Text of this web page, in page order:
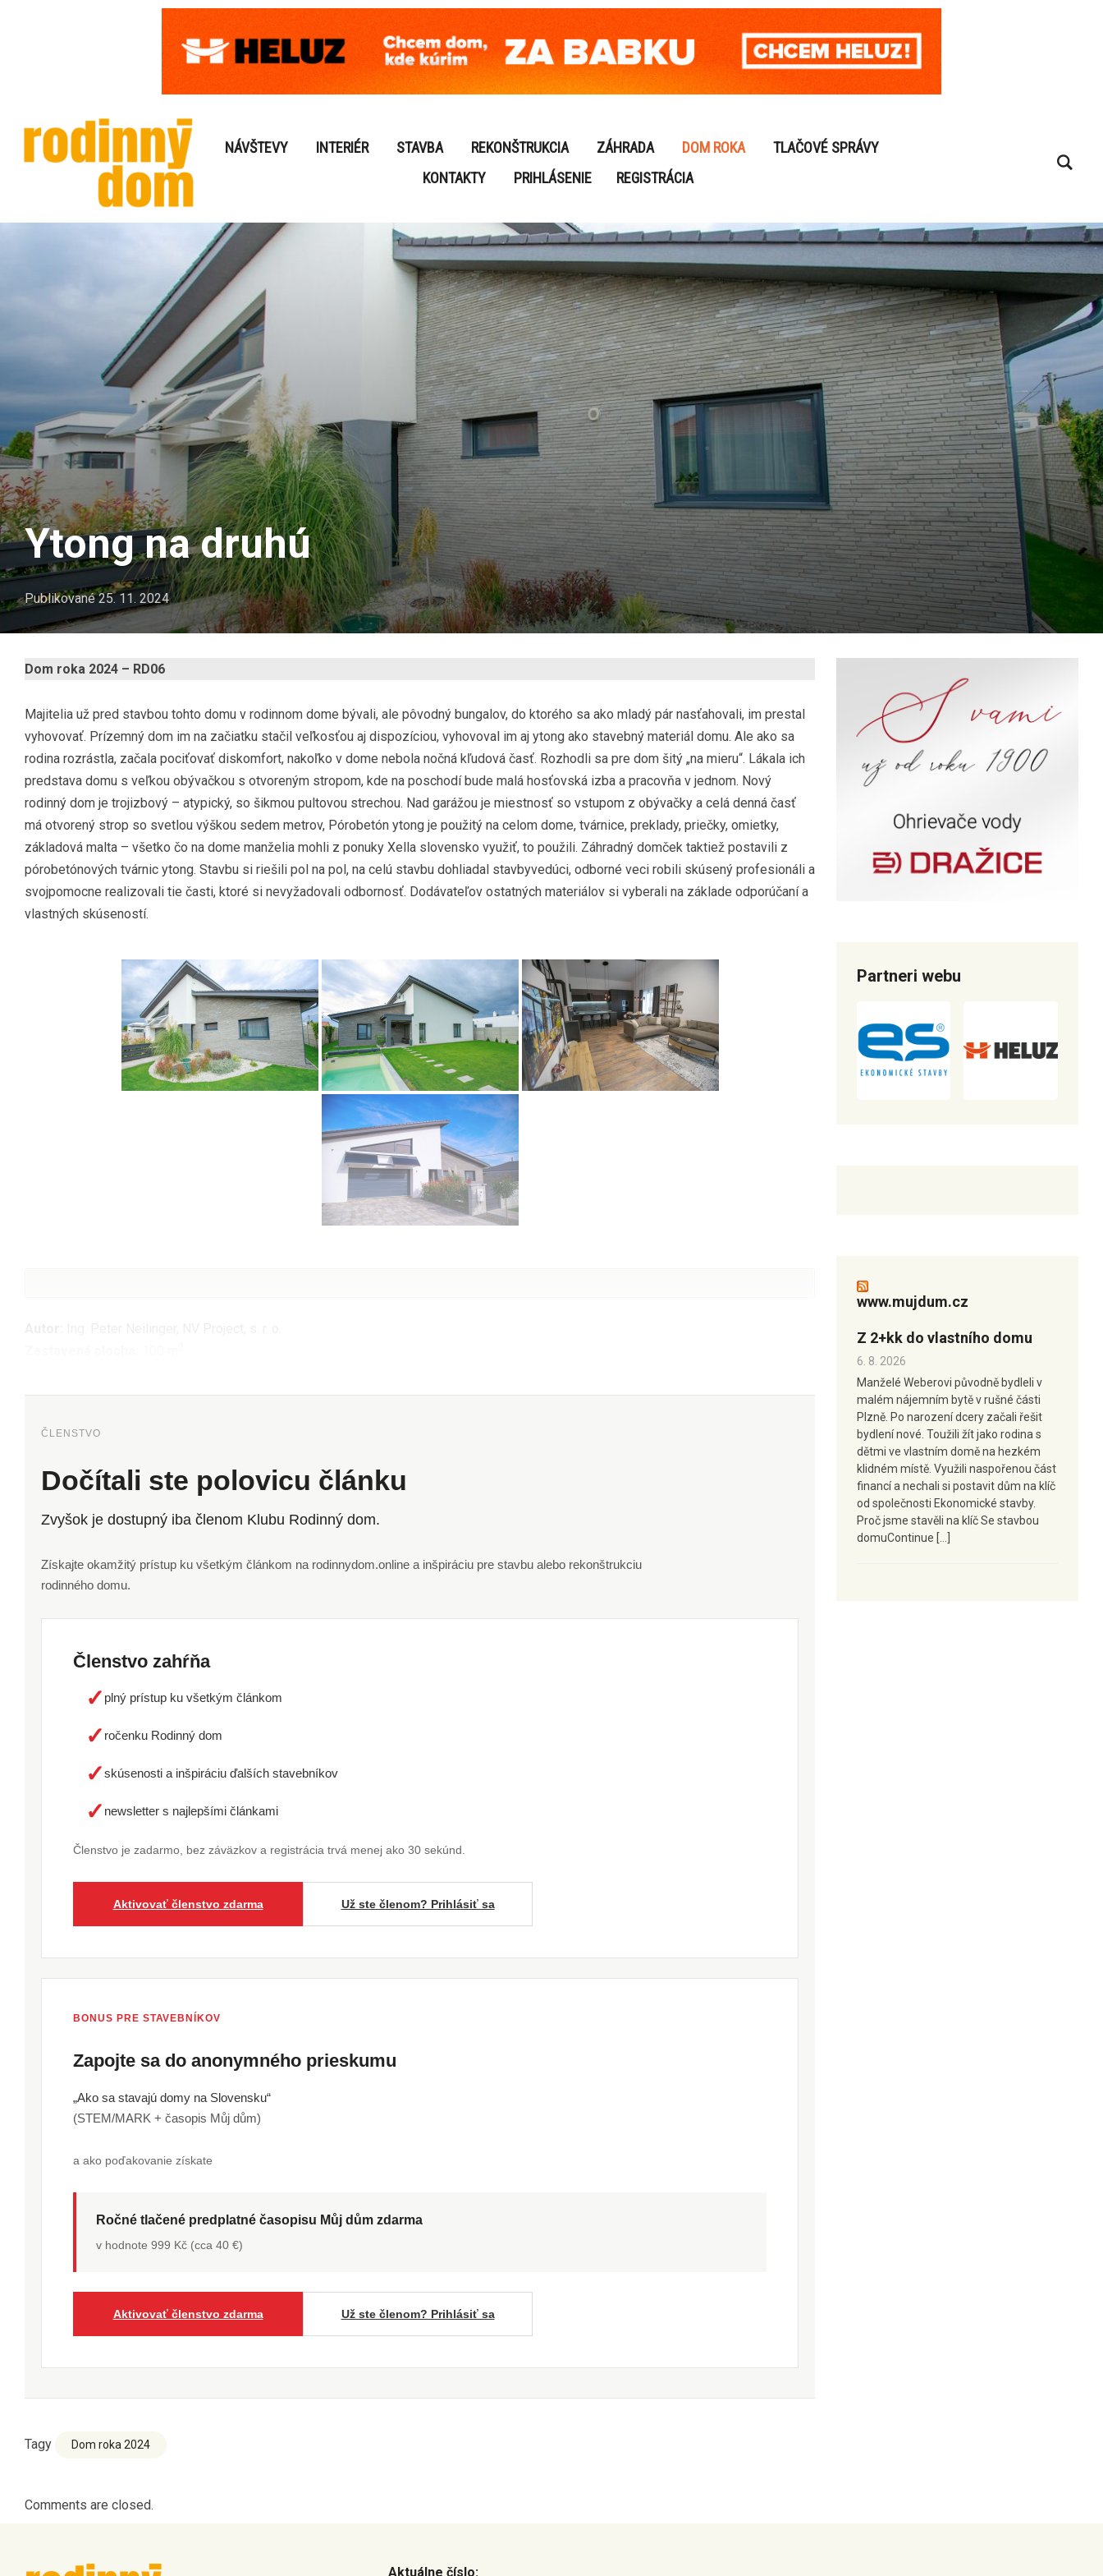
NÁVŠTEVY INTERIÉR STAVBA REKONŠTRUKCIA ZÁHRADA DOM ROKA
TLAČOVÉ SPRÁVY
KONTAKTY
PRIHLÁSENIE REGISTRÁCIA
Ytong na druhú
Publikované25. 11. 2024
Dom roka 2024 – RD06
Majitelia už pred stavbou tohto domu v rodinnom dome bývali, ale pôvodný bungalov, do ktorého sa ako mladý pár nasťahovali, im prestal
vyhovovať. Prízemný dom im na začiatku stačil veľkosťou aj dispozíciou, vyhovoval im aj ytong ako stavebný materiál domu. Ale ako sa
rodina rozrástla, začala pociťovať diskomfort, nakoľko v dome nebola nočná kľudová časť. Rozhodli sa pre dom šitý „na mieru“. Lákala ich
predstava domu s veľkou obývačkou s otvoreným stropom, kde na poschodí bude malá hosťovská izba a pracovňa v jednom. Nový
rodinný dom je trojizbový – atypický, so šikmou pultovou strechou. Nad garážou je miestnosť so vstupom z obývačky a celá denná časť
má otvorený strop so svetlou výškou sedem metrov, Pórobetón ytong je použitý na celom dome, tvárnice, preklady, priečky, omietky,
základová malta – všetko čo na dome manželia mohli z ponuky Xella slovensko využiť, to použili. Záhradný domček taktiež postavili z
pórobetónových tvárnic ytong. Stavbu si riešili pol na pol, na celú stavbu dohliadal stavbyvedúci, odborné veci robili skúsený profesionáli a
svojpomocne realizovali tie časti, ktoré si nevyžadovali odbornosť. Dodávateľov ostatných materiálov si vyberali na základe odporúčaní a
vlastných skúseností.
ČLENSTVO
Dočítali ste polovicu článku
Zvyšok je dostupný iba členom Klubu Rodinný dom.
Získajte okamžitý prístup ku všetkým článkom na rodinnydom.online a inšpiráciu pre stavbu alebo rekonštrukciu
rodinného domu.
Členstvo zahŕňa
✓ plný prístup ku všetkým článkom
✓ ročenku Rodinný dom
✓skúsenosti a inšpiráciu ďalších stavebníkov
✓ newsletter s najlepšími článkami
Členstvo je zadarmo, bez záväzkov a registrácia trvá menej ako 30 sekúnd.
Aktivovať členstvo zdarma Už ste členom? Prihlásiť sa
BONUS PRE STAVEBNÍKOV
Zapojte sa do anonymného prieskumu
„Ako sa stavajú domy na Slovensku“
(STEM/MARK + časopis Můj dům)
a ako poďakovanie získate
Ročné tlačené predplatné časopisu Můj dům zdarma
v hodnote 999 Kč (cca 40 €)
Aktivovať členstvo zdarma Už ste členom? Prihlásiť sa
Tagy Dom roka 2024
Comments are closed.
Partneri webu
www.mujdum.cz
Z 2+kk do vlastního domu
6. 8. 2026
Manželé Weberovi původně bydleli v
malém nájemním bytě v rušné části
Plzně. Po narození dcery začali řešit
bydlení nové. Toužili žít jako rodina s
dětmi ve vlastním domě na hezkém
klidném místě. Využili naspořenou část
financí a nechali si postavit dům na klíč
od společnosti Ekonomické stavby.
Proč jsme stavěli na klíč Se stavbou
domuContinue […]
Aktuálne číslo: